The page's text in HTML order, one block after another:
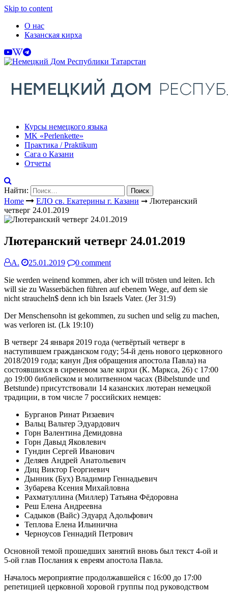
Skip to content
О нас
Казанская кирха
Курсы немецкого языка
МK «Perlenkette»
Практика / Praktikum
Сага о Казани
Отчеты
Найти:
Home
ЕЛО св. Екатерины г. Казани ➞ Лютеранский
четверг 24.01.2019
Лютеранский четверг 24.01.2019
А. 25.01.2019
0 comment
Sie werden weinend kommen, aber ich will trösten und leiten. Ich
will sie zu Wasserbächen führen auf ebenem Wege, auf dem sie
nicht straucheln$ denn ich bin Israels Vater. (Jer 31:9)
Der Menschensohn ist gekommen, zu suchen und selig zu machen,
was verloren ist. (Lk 19:10)
В четверг 24 января 2019 года (четвёртый четверг в
наступившем гражданском году; 54-й день нового церковного
2018/2019 года; канун Дня обращения апостола Павла) на
состоявшихся в сиреневом зале кирхи (К. Маркса, 26) с 17:00
до 19:00 библейском и молитвенном часах (Bibelstunde und
Betstunde) присутствовали 14 казанских лютеран немецкой
традиции, в том числе 7 российских немцев:
Бурганов Ринат Ризаевич
Вальц Вальтер Эдуардович
Горн Валентина Демидовна
Горн Давыд Яковлевич
Гундин Сергей Иванович
Деляев Андрей Анатольевич
Диц Виктор Георгиевич
Дынник (Бух) Владимир Геннадьевич
Зубарева Ксения Михайловна
Рахматуллина (Миллер) Татьяна Фёдоровна
Реш Елена Андреевна
Садыков (Вайс) Эдуард Адольфович
Теплова Елена Ильинична
Черноусов Геннадий Петрович
Основной темой прошедших занятий вновь был текст 4-ой и
5-ой глав Послания к евреям апостола Павла.
Началось мероприятие продолжавшейся с 16:00 до 17:00
репетицией церковной хоровой группы под руководством